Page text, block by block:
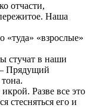
отчасти,
Наша
«туда» «взрослые»
стучат в наши
Прядущий
Разве все это
стесняться его и